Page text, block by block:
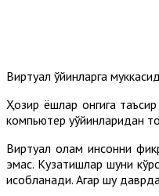
Виртуал ўйинларга
Ҳозир ёшлар онгига
компьютер уўйинларидан
Виртуал олам инсонни
эмас. Кузатишлар шуни
ҳисобланади. Агар шу